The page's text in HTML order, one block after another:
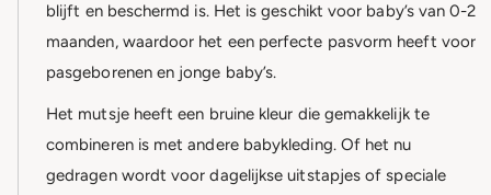
blijft en beschermd is. Het is geschikt voor baby’s van 0-2
maanden, waardoor het een perfecte pasvorm heeft voor
pasgeborenen en jonge baby’s.
Het mutsje heeft een bruine kleur die gemakkelijk te
combineren is met andere babykleding. Of het nu
gedragen wordt voor dagelijkse uitstapjes of speciale